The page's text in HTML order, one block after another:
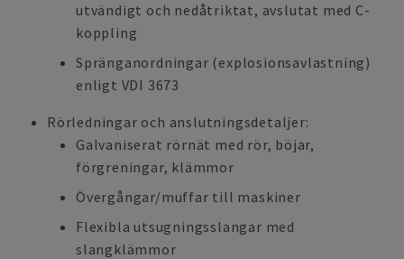
utvändigt och nedåtriktat, avslutat med C-
koppling
Spränganordningar (explosionsavlastning)
enligt VDI 3673
Rörledningar och anslutningsdetaljer:
Galvaniserat rörnät med rör, böjar,
förgreningar, klämmor
Övergångar/muffar till maskiner
Flexibla utsugningsslangar med
slangklämmor